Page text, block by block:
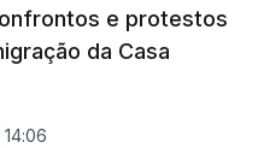
e protestos
da Casa